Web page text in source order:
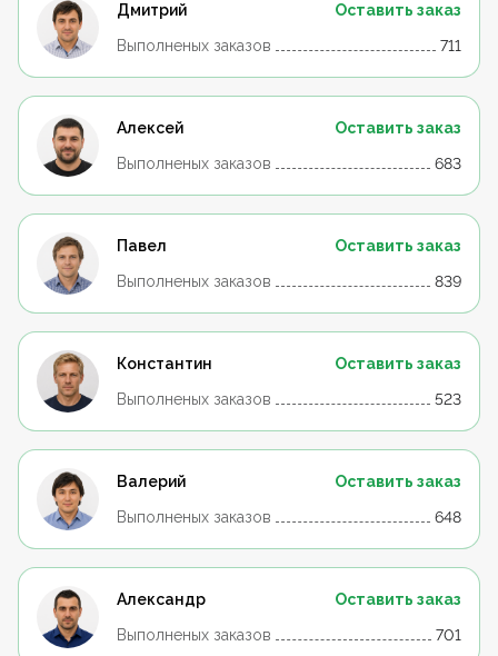
Дмитрий
Оставить заказ
Выполненых заказов
711
Алексей
Оставить заказ
Выполненых заказов
683
Павел
Оставить заказ
Выполненых заказов
839
Константин
Оставить заказ
Выполненых заказов
523
Валерий
Оставить заказ
Выполненых заказов
648
Александр
Оставить заказ
Выполненых заказов
701